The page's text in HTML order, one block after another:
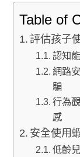
Table of
評估孩子
認知
網路
騙
行為
感
安全使用
低齡